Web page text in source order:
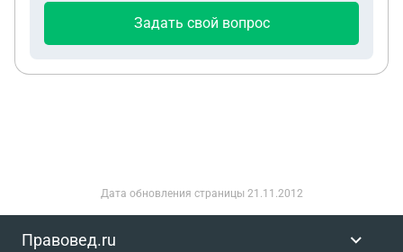
Задать свой вопрос
Дата обновления страницы 21.11.2012
Правовед.ru